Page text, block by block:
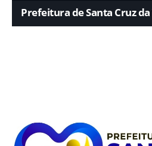
Prefeitura de Santa Cruz